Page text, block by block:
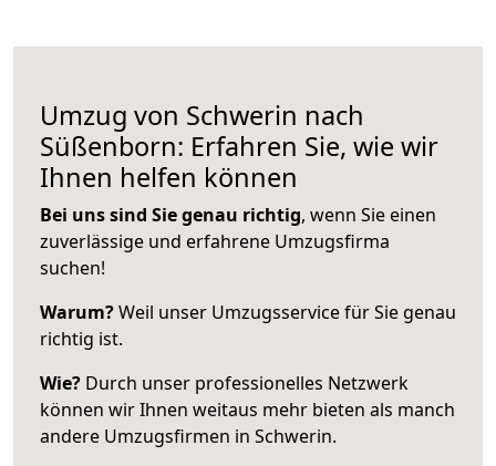
Umzug von Schwerin nach
Süßenborn: Erfahren Sie, wie wir
Ihnen helfen können
Bei uns sind Sie genau richtig, wenn Sie einen
zuverlässige und erfahrene Umzugsfirma
suchen!
Warum?Weil unser Umzugsservice für Sie genau
richtig ist.
Wie? Durch unser professionelles Netzwerk
können wir Ihnen weitaus mehr bieten als manch
andere Umzugsfirmen in Schwerin.